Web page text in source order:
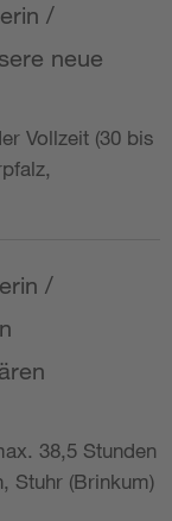
/
neue
Vollzeit (30 bis
/
38,5 Stunden
Stuhr (Brinkum)